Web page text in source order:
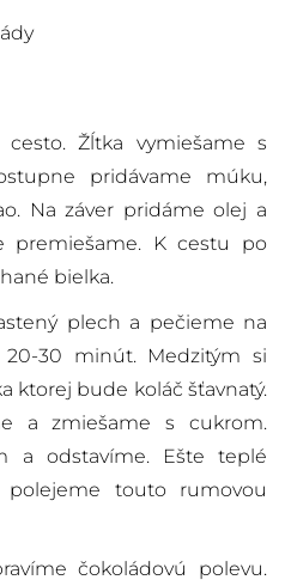
cesto. Žĺtka vymiešame s
pridávame múku,
Na záver pridáme olej a
K cestu po
bielka.
plech a pečieme na
20-30 minút. Medzitým si
ktorej bude koláč šťavnatý.
a zmiešame s cukrom.
a odstavíme. Ešte teplé
touto rumovou
čokoládovú polevu.